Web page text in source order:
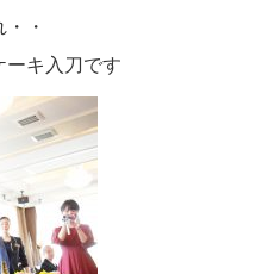
・
ーキ入刀です